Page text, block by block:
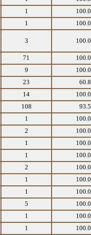
1
1
3
71
9
23
14
108
1
2
1
1
2
1
1
5
1
1